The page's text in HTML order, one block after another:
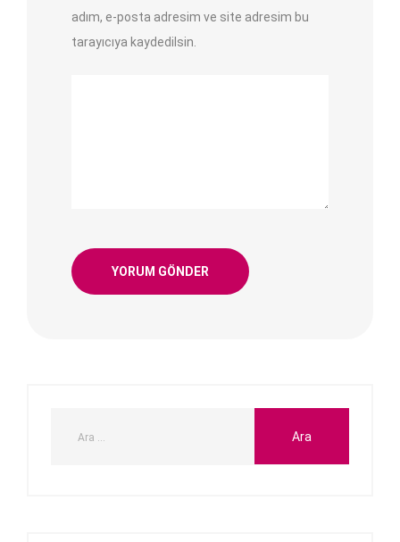
adım, e-posta adresim ve site adresim bu
tarayıcıya kaydedilsin.